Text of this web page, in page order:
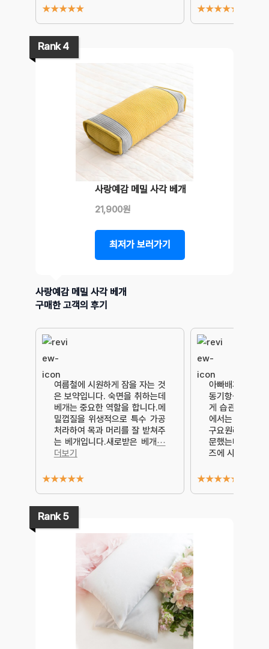
★★★★★ ★★★★★
Rank 4
사랑예감 메밀 사각 베개
21,900원
최저가 보러가기
사랑예감 메밀 사각 베개
구매한 고객의 후기
여름철에 시원하게 잠을 자는 것
은 보약입니다. 숙면을 취하는데
베개는 중요한 역할을 합니다.메
밀껍질을 위생적으로 특수 가공
처라하여 목과 머리를 잘 받쳐주
는 베개입니다.새로받은 베개⋯
더보기
★★★★★
아빠배게로 구
동기항상 메밀
게 습관이되어
에서는 못 주무
구요원래 다른
문했는데 너무
즈에 사랑예감
★★★★★
Rank 5